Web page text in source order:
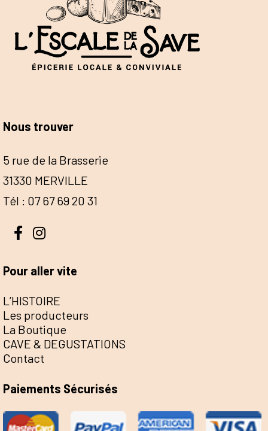
Nous trouver
5 rue de la Brasserie
31330 MERVILLE
Tél : 07 67 69 20 31
Pour aller vite
L’HISTOIRE
Les producteurs
La Boutique
CAVE & DEGUSTATIONS
Contact
Paiements Sécurisés